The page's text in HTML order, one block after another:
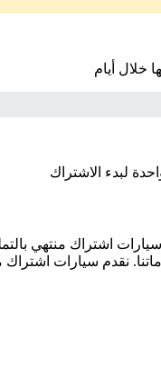
خلال أيام
لبدء الاشتراك
نقدم سيارات